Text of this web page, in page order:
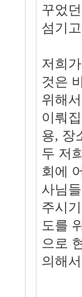
꾸었
섬기
저희
것은
위해
이뤄
용, 장
두 저
회에
사님
주시
도를
으로
의해